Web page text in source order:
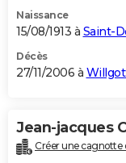
Naissance
15/08/1913 à Saint-
Décès
27/11/2006 à
Jean-jacques
Créer une cagnotte